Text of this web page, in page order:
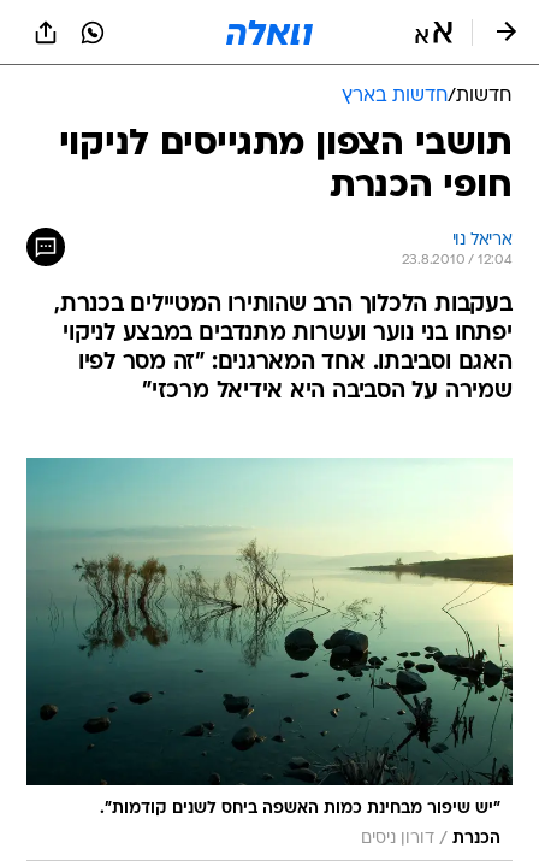
חדשות/חדשות בארץ
תושבי הצפון מתגייסים לניקוי
חופי הכנרת
אריאל נוי
23.8.2010 / 12:04
בעקבות הלכלוך הרב שהותירו המטיילים בכנרת,
יפתחו בני נוער ועשרות מתנדבים במבצע לניקוי
האגם וסביבתו. אחד המארגנים: "זה מסר לפיו
שמירה על הסביבה היא אידיאל מרכזי"
"יש שיפור מבחינת כמות האשפה ביחס לשנים קודמות".
הכנרת / דורון ניסים